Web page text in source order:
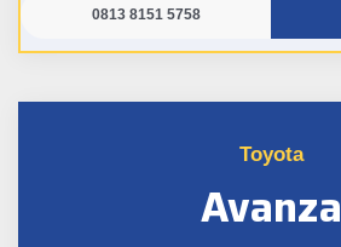
0813 8151 5758
Toyota
Avanza